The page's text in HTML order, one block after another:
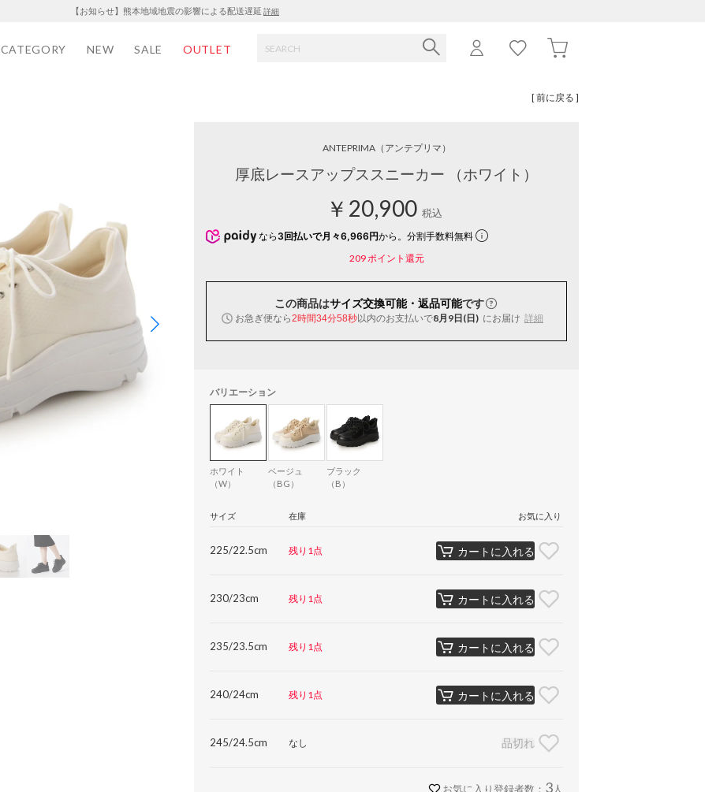
【お知らせ】熊本地域地震の影響による配送遅延 詳細
CATEGORY NEW SALE OUTLET
[ 前に戻る ]
ANTEPRIMA（アンテプリマ）
厚底レースアップススニーカー （ホワイト）
￥20,900 税込
なら 3回払いで月々6,966円から。分割手数料無料
209ポイント還元
この商品はサイズ交換可能・返品可能です
お急ぎ便なら2時間34分58秒以内のお支払いで8月9日(日) にお届け 詳細
バリエーション
ホワイト
（W）
ベージュ
（BG）
ブラック
（B）
サイズ 在庫 お気に入り
225/22.5cm 残り1点 カートに入れる
230/23cm 残り1点 カートに入れる
235/23.5cm 残り1点 カートに入れる
240/24cm 残り1点 カートに入れる
245/24.5cm なし 品切れ
お気に入り登録者数： 3 人